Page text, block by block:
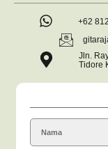
+62
Jln.
Tidore